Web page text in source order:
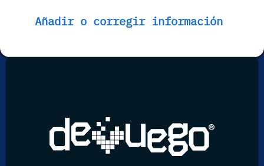
Añadir o corregir información